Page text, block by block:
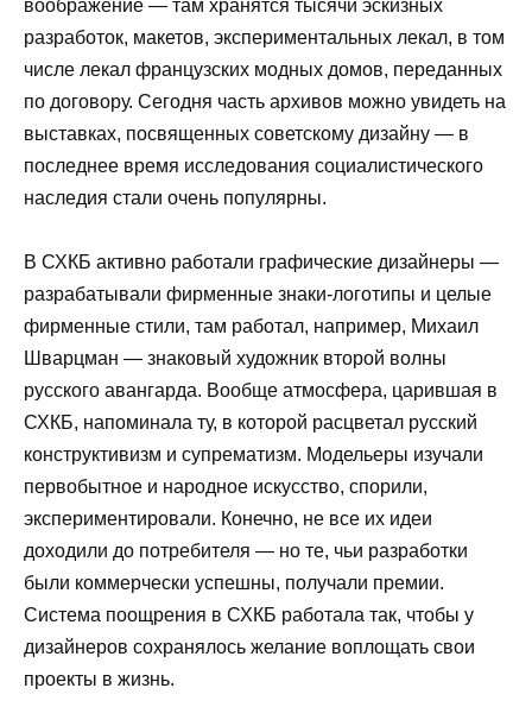
воображение — там хранятся тысячи эскизных
разработок, макетов, экспериментальных лекал, в том
числе лекал французских модных домов, переданных
по договору. Сегодня часть архивов можно увидеть на
выставках, посвященных советскому дизайну — в
последнее время исследования социалистического
наследия стали очень популярны.
В СХКБ активно работали графические дизайнеры —
разрабатывали фирменные знаки-логотипы и целые
фирменные стили, там работал, например, Михаил
Шварцман — знаковый художник второй волны
русского авангарда. Вообще атмосфера, царившая в
СХКБ, напоминала ту, в которой расцветал русский
конструктивизм и супрематизм. Модельеры изучали
первобытное и народное искусство, спорили,
экспериментировали. Конечно, не все их идеи
доходили до потребителя — но те, чьи разработки
были коммерчески успешны, получали премии.
Система поощрения в СХКБ работала так, чтобы у
дизайнеров сохранялось желание воплощать свои
проекты в жизнь.